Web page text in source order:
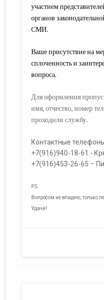
участием
органов
СМИ.
Ваше присутствие на
сплоченность и
вопроса.
Для оформления
имя, отчество, номер
проходили службу.
Контактные
+7(916)940-18-61 -
+7(916)453-26-65 –
P.S.
Вопросом не владею, только
Удачи!